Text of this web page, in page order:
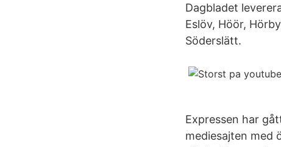
Dagbladet
Eslöv, Höör,
Söderslätt.
Expressen har
mediesajten med